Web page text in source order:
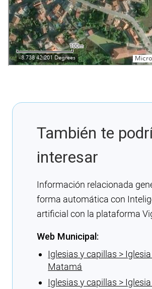
También te
interesar
Información relacionada
forma automática con
artificial con la plataforma
Web Municipal:
Iglesias y capillas >
Matamá
Iglesias y capillas > Iglesia